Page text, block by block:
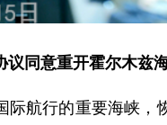
同意重开霍尔木兹
际航行的重要海峡